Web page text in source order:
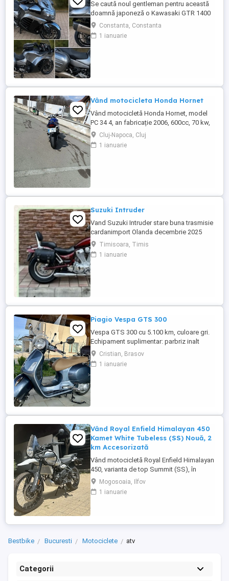
Se caută noul gentleman pentru această
doamnă japoneză o Kawasaki GTR 1400
care încă întoarce priviri și iubește
kilometrii. A fost răsfățată, întreținută la
timp și tratată cu respect. O dau doar
Constanta, Constanta
1 ianuarie
Vând motocicleta Honda Hornet
Vând motocicletă Honda Hornet, model
PC 34 4, an fabricație 2006, 600cc, 70 kw,
98 cp, inspecție tehnică valabilă până în
august 2027 . Preț 1900 euro
Cluj-Napoca, Cluj
1 ianuarie
Suzuki Intruder
Vand Suzuki Intruder stare buna trasmisie
cardanimport Olanda decembrie 2025
inmatriculat RO IN FEBRUARIE Nu raspund
la mesaje.Schimb cu ATV plus sau minus
diferenta
Timisoara, Timis
1 ianuarie
Piagio Vespa GTS 300
Vespa GTS 300 cu 5.100 km, culoare gri.
Echipament suplimentar: parbriz inalt
Faco (montat 2026), geanta portbagaj
Classic; prelungitor scarite pasager;
suspensie fata Bitubo si frane fata spate
Cristian, Brasov
1 ianuarie
Vând Royal Enfield Himalayan 450
Kamet White Tubeless (SS) Nouă, 2
km Accesorizată
Vând motocicletă Royal Enfield Himalayan
450, varianta de top Summit (SS), în
culoarea Kamet White, dotată din fabrică
cu jante Tubeless. Motocicleta este
practic nouă, neutilizată (2 km). A fost
2025. Se află în stare absolut ...
Mogosoaia, Ilfov
1 ianuarie
Bestbike Bucuresti Motociclete atv
Categorii